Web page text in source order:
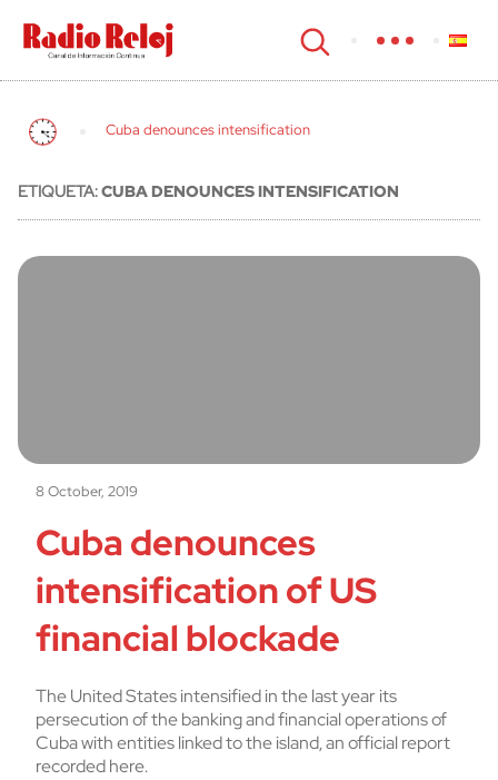
cerrar
Cuba denounces intensification
ETIQUETA:CUBA DENOUNCES INTENSIFICATION
8 October, 2019
Cuba denounces
intensification of US
financial blockade
The United States intensified in the last year its
persecution of the banking and financial operations of
Cuba with entities linked to the island, an official report
recorded here.